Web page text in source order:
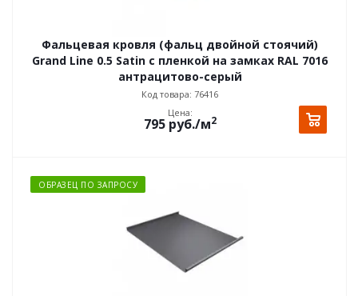
Фальцевая кровля (фальц двойной стоячий)
Grand Line 0.5 Satin с пленкой на замках RAL 7016
антрацитово-серый
Код товара: 76416
Цена:
795руб./м2
ОБРАЗЕЦ ПО ЗАПРОСУ